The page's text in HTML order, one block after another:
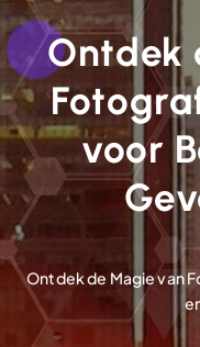
e
n
o
u
d
Ontdek
voor
Ontdek de Magie van